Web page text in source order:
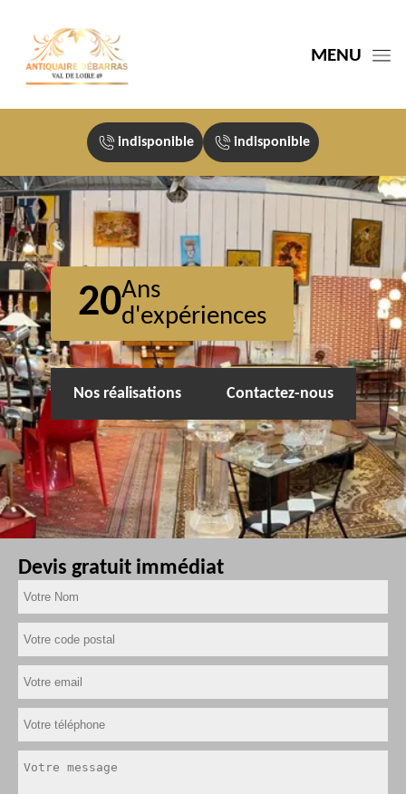
MENU
indisponible indisponible
20Ans
d'expériences
Nos réalisations Contactez-nous
Devis gratuit immédiat